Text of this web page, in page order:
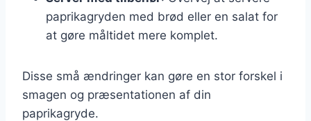
paprikagryden med brød eller en salat for
at gøre måltidet mere komplet.
Disse små ændringer kan gøre en stor forskel i
smagen og præsentationen af din
paprikagryde.